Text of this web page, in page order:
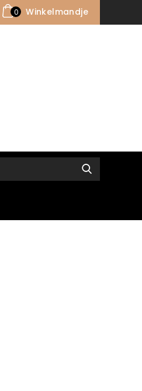
Winkelmandje
0